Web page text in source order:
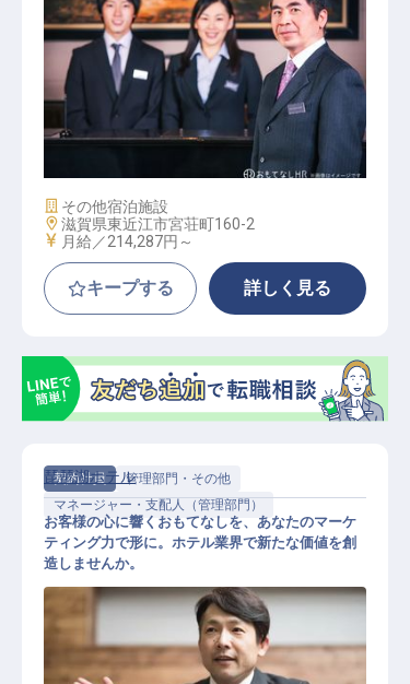
【HOTEL R9 The Yard 東近江】運営
マネージャー
施設業態
その他宿泊施設
勤務地
滋賀県東近江市宮荘町160-2
給与
月給／214,287円～
キープする 詳しく見る
契約社員
管理部門・その他
マネージャー・支配人（管理部門）
琵琶湖ホテル
お客様の心に響くおもてなしを、あなたのマーケ
ティング力で形に。ホテル業界で新たな価値を創
造しませんか。